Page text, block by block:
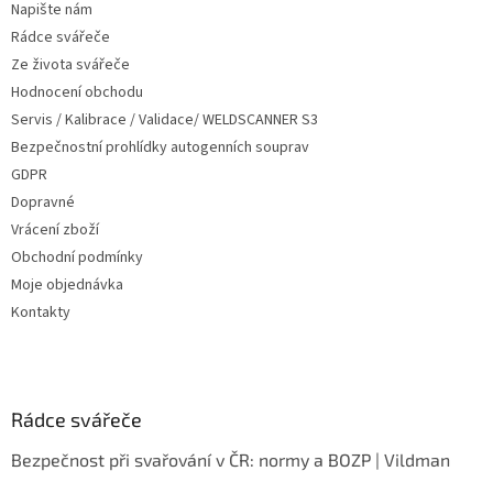
Napište nám
Rádce svářeče
Ze života svářeče
Hodnocení obchodu
Servis / Kalibrace / Validace/ WELDSCANNER S3
Bezpečnostní prohlídky autogenních souprav
GDPR
Dopravné
Vrácení zboží
Obchodní podmínky
Moje objednávka
Kontakty
Rádce svářeče
Bezpečnost při svařování v ČR: normy a BOZP | Vildman